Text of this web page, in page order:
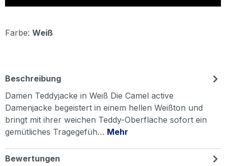
Farbe: Weiß
Beschreibung
Damen Teddyjacke in Weiß Die Camel active
Damenjacke begeistert in einem hellen Weißton und
bringt mit ihrer weichen Teddy-Oberfläche sofort ein
gemütliches Tragegefüh… Mehr
Bewertungen